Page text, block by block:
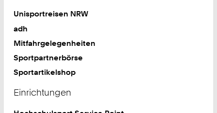
Unisportreisen NRW
adh
Mitfahrgelegenheiten
Sportpartnerbörse
Sportartikelshop
Einrichtungen